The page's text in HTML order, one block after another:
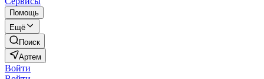
Помощь
Ещё
Поиск
Артем
Войти